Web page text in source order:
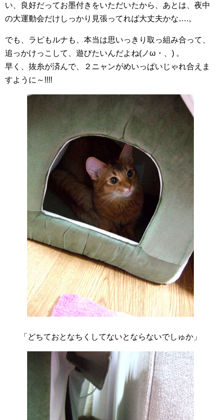
い、良好だってお墨付きをいただいたから、あとは、夜中
の大運動会だけしっかり見張ってれば大丈夫かな….。
でも、ラピもルナも、本当は思いっきり取っ組み合って、
追っかけっこして、遊びたいんだよね(ノω・、) 。
早く、抜糸が済んで、２ニャンがめいっぱいじゃれ合えま
すように～!!!!
「どちておとなちくしてないとならないでしゅか」